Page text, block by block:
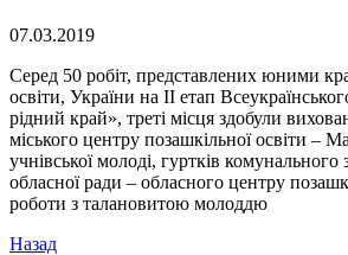
07.03.2019
Серед 50 робіт, представлених юними
освіти, України на ІІ етап
рідний край», треті місця здобули
міського центру позашкільної освіти –
учнівської молоді, гуртків комунального
обласної ради – обласного центру
роботи з талановитою молоддю
Назад